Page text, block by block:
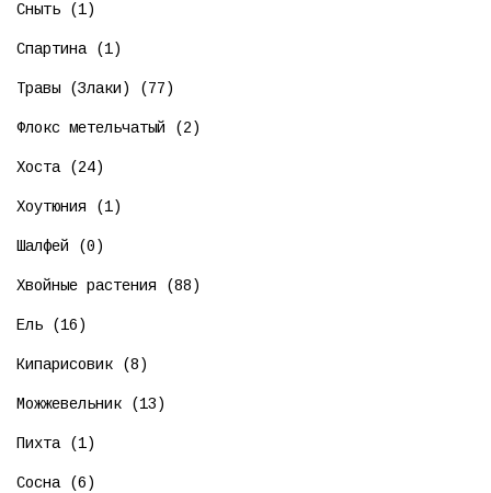
Сныть (1)
Спартина (1)
Травы (Злаки) (77)
Флокс метельчатый (2)
Хоста (24)
Хоутюния (1)
Шалфей (0)
Хвойные растения (88)
Ель (16)
Кипарисовик (8)
Можжевельник (13)
Пихта (1)
Сосна (6)